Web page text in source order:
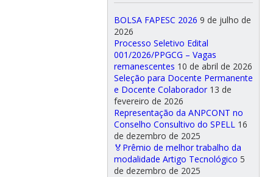
BOLSA FAPESC 2026 9 de julho de
2026
Processo Seletivo Edital
001/2026/PPGCG – Vagas
remanescentes 10 de abril de 2026
Seleção para Docente Permanente
e Docente Colaborador 13 de
fevereiro de 2026
Representação da ANPCONT no
Conselho Consultivo do SPELL 16
de dezembro de 2025
🏅Prêmio de melhor trabalho da
modalidade Artigo Tecnológico 5
de dezembro de 2025